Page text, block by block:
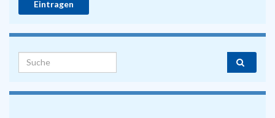
Search for: